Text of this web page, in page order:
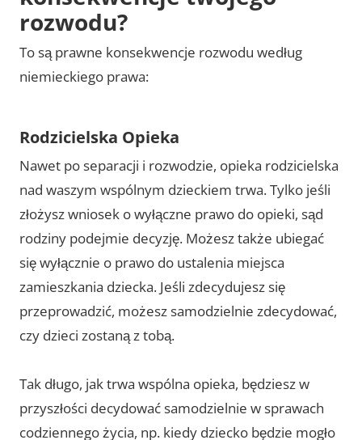
rozwodu?
To są prawne konsekwencje rozwodu według
niemieckiego prawa:
Rodzicielska Opieka
Nawet po separacji i rozwodzie, opieka rodzicielska
nad waszym wspólnym dzieckiem trwa. Tylko jeśli
złożysz wniosek o wyłączne prawo do opieki, sąd
rodziny podejmie decyzję. Możesz także ubiegać
się wyłącznie o prawo do ustalenia miejsca
zamieszkania dziecka. Jeśli zdecydujesz się
przeprowadzić, możesz samodzielnie zdecydować,
czy dzieci zostaną z tobą.
Tak długo, jak trwa wspólna opieka, będziesz w
przyszłości decydować samodzielnie w sprawach
codziennego życia, np. kiedy dziecko będzie mogło